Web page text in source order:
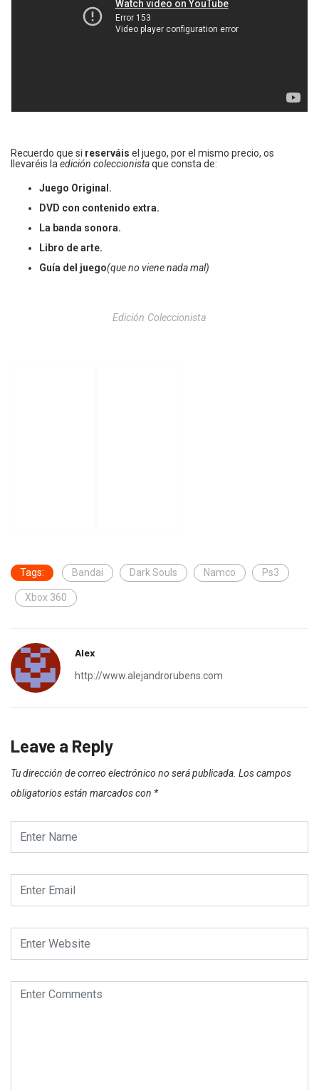
Recuerdo que si reserváis el juego, por el mismo precio, os
llevaréis la edición coleccionistaque consta de:
Juego Original.
DVD con contenido extra.
La banda sonora.
Libro de arte.
Guía del juego(que no viene nada mal)
Edición Coleccionista
Tags: Bandai Dark Souls Namco Ps3
Xbox 360
Alex
http://www.alejandrorubens.com
Leave a Reply
Tu dirección de correo electrónico no será publicada. Los campos
obligatorios están marcados con *